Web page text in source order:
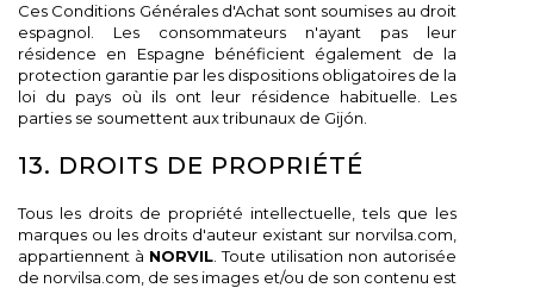
Ces Conditions Générales d'Achat sont soumises au droit
espagnol. Les consommateurs n'ayant pas leur
résidence en Espagne bénéficient également de la
protection garantie par les dispositions obligatoires de la
loi du pays où ils ont leur résidence habituelle. Les
parties se soumettent aux tribunaux de Gijón.
13. DROITS DE PROPRIÉTÉ
Tous les droits de propriété intellectuelle, tels que les
marques ou les droits d'auteur existant sur norvilsa.com,
appartiennent à NORVIL . Toute utilisation non autorisée
de norvilsa.com, de ses images et/ou de son contenu est